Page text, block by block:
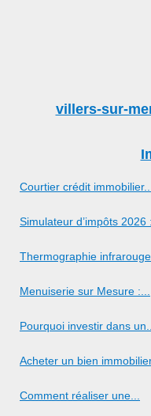
villers-sur-
Courtier crédit
Simulateur d’impôts 2026
Thermographie
Menuiserie sur Mesure :...
Pourquoi investir dans
Acheter un bien
Comment réaliser une...